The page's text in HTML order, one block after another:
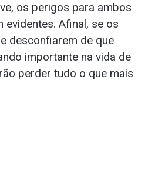
os perigos para ambos
Afinal, se os
desconfiarem de que
importante na vida de
perder tudo o que mais